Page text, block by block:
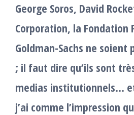
George Soros, David
Corporation, la Fondation
Goldman-Sachs ne soient
; il faut dire qu’ils sont
medias institutionnels…
j’ai comme l’impression